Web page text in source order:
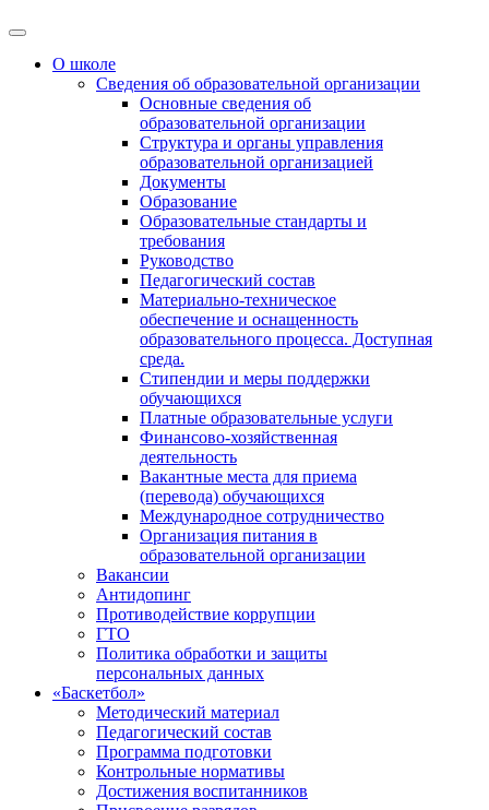
О школе
Сведения об образовательной организации
Основные сведения об
образовательной организации
Структура и органы управления
образовательной организацией
Документы
Образование
Образовательные стандарты и
требования
Руководство
Педагогический состав
Материально-техническое
обеспечение и оснащенность
образовательного процесса. Доступная
среда.
Стипендии и меры поддержки
обучающихся
Платные образовательные услуги
Финансово-хозяйственная
деятельность
Вакантные места для приема
(перевода) обучающихся
Международное сотрудничество
Организация питания в
образовательной организации
Вакансии
Антидопинг
Противодействие коррупции
ГТО
Политика обработки и защиты
персональных данных
«Баскетбол»
Методический материал
Педагогический состав
Программа подготовки
Контрольные нормативы
Достижения воспитанников